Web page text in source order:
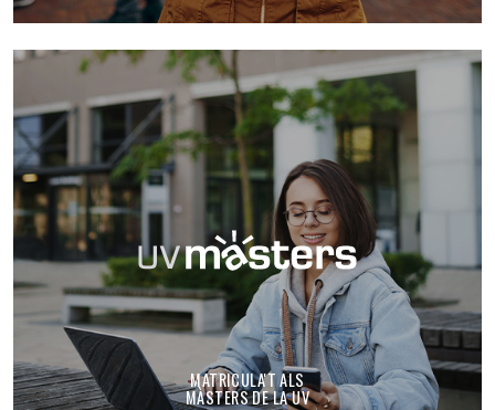
MATRICULA'T ALS
MÀSTERS DE LA UV